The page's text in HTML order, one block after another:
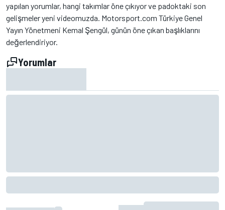
yapılan yorumlar, hangi takımlar öne çıkıyor ve padoktaki son
gelişmeler yeni videomuzda. Motorsport.com Türkiye Genel
Yayın Yönetmeni Kemal Şengül, günün öne çıkan başlıklarını
değerlendiriyor.
Yorumlar